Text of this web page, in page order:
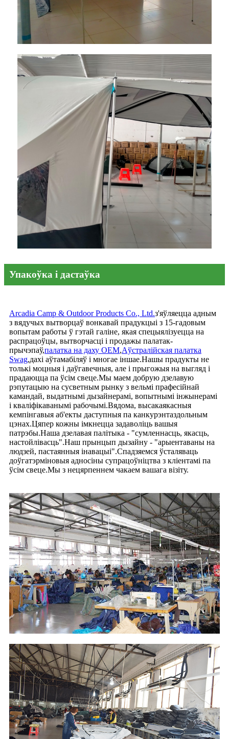
Упакоўка і дастаўка
Arcadia Camp & Outdoor Products Co., Ltd.з'яўляецца адным
з вядучых вытворцаў вонкавай прадукцыі з 15-гадовым
вопытам работы ў гэтай галіне, якая спецыялізуецца на
распрацоўцы, вытворчасці і продажы палатак-
прычэпаў,палатка на даху OEM,Аўстралійская палатка
Swag,дахі аўтамабіляў і многае іншае.Нашы прадукты не
толькі моцныя і даўгавечныя, але і прыгожыя на выгляд і
прадаюцца па ўсім свеце.Мы маем добрую дзелавую
рэпутацыю на сусветным рынку з вельмі прафесійнай
камандай, выдатнымі дызайнерамі, вопытнымі інжынерамі
і кваліфікаванымі рабочымі.Вядома, высакаякасныя
кемпінгавыя аб'екты даступныя па канкурэнтаздольным
цэнах.Цяпер кожны імкнецца задаволіць вашыя
патрэбы.Наша дзелавая палітыка - "сумленнасць, якасць,
настойлівасць".Наш прынцып дызайну - "арыентаваны на
людзей, пастаянныя інавацыі".Спадзяемся ўсталяваць
доўгатэрміновыя адносіны супрацоўніцтва з кліентамі па
ўсім свеце.Мы з нецярпеннем чакаем вашага візіту.